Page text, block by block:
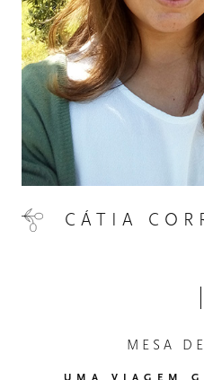
CÁTIA
MESA
UMA VIAGEM